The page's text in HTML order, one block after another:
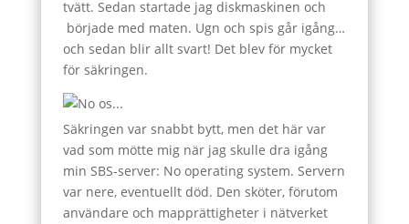
tvätt. Sedan startade jag diskmaskinen och
började med maten. Ugn och spis går igång…
och sedan blir allt svart! Det blev för mycket
för säkringen.
Säkringen var snabbt bytt, men det här var
vad som mötte mig när jag skulle dra igång
min SBS-server: No operating system. Servern
var nere, eventuellt död. Den sköter, förutom
användare och mapprättigheter i nätverket